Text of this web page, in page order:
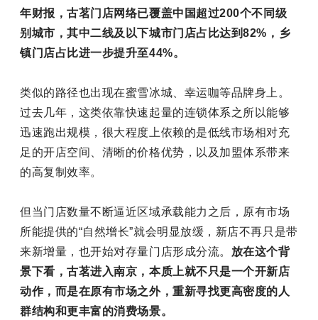
年财报，古茗门店网络已覆盖中国超过200个不同级
别城市，其中二线及以下城市门店占比达到82%，乡
镇门店占比进一步提升至44%。
类似的路径也出现在蜜雪冰城、幸运咖等品牌身上。
过去几年，这类依靠快速起量的连锁体系之所以能够
迅速跑出规模，很大程度上依赖的是低线市场相对充
足的开店空间、清晰的价格优势，以及加盟体系带来
的高复制效率。
但当门店数量不断逼近区域承载能力之后，原有市场
所能提供的“自然增长”就会明显放缓，新店不再只是带
来新增量，也开始对存量门店形成分流。 放在这个背
景下看，古茗进入南京，本质上就不只是一个开新店
动作，而是在原有市场之外，重新寻找更高密度的人
群结构和更丰富的消费场景。